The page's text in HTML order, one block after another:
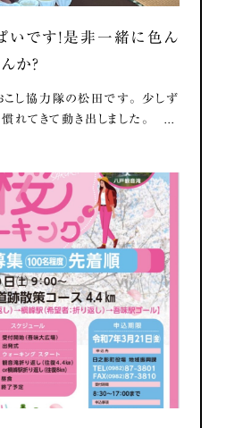
いです！是非一緒に色ん
か？
協力隊の松田です。 少しず
れてきて動き出しました。 ...